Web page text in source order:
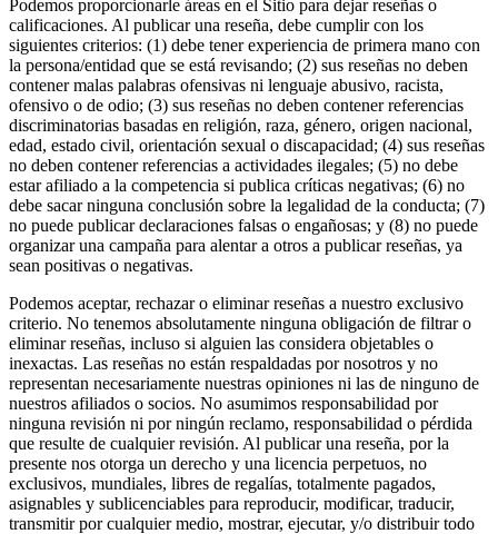
Podemos proporcionarle áreas en el Sitio para dejar reseñas o
calificaciones. Al publicar una reseña, debe cumplir con los
siguientes criterios: (1) debe tener experiencia de primera mano con
la persona/entidad que se está revisando; (2) sus reseñas no deben
contener malas palabras ofensivas ni lenguaje abusivo, racista,
ofensivo o de odio; (3) sus reseñas no deben contener referencias
discriminatorias basadas en religión, raza, género, origen nacional,
edad, estado civil, orientación sexual o discapacidad; (4) sus reseñas
no deben contener referencias a actividades ilegales; (5) no debe
estar afiliado a la competencia si publica críticas negativas; (6) no
debe sacar ninguna conclusión sobre la legalidad de la conducta; (7)
no puede publicar declaraciones falsas o engañosas; y (8) no puede
organizar una campaña para alentar a otros a publicar reseñas, ya
sean positivas o negativas.
Podemos aceptar, rechazar o eliminar reseñas a nuestro exclusivo
criterio. No tenemos absolutamente ninguna obligación de filtrar o
eliminar reseñas, incluso si alguien las considera objetables o
inexactas. Las reseñas no están respaldadas por nosotros y no
representan necesariamente nuestras opiniones ni las de ninguno de
nuestros afiliados o socios. No asumimos responsabilidad por
ninguna revisión ni por ningún reclamo, responsabilidad o pérdida
que resulte de cualquier revisión. Al publicar una reseña, por la
presente nos otorga un derecho y una licencia perpetuos, no
exclusivos, mundiales, libres de regalías, totalmente pagados,
asignables y sublicenciables para reproducir, modificar, traducir,
transmitir por cualquier medio, mostrar, ejecutar, y/o distribuir todo